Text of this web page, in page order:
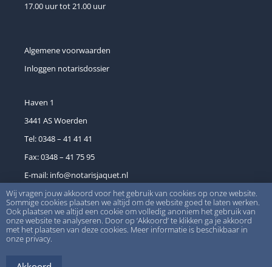
17.00 uur tot 21.00 uur
Algemene voorwaarden
Inloggen notarisdossier
Haven 1
3441 AS Woerden
Tel: 0348 – 41 41 41
Fax: 0348 – 41 75 95
E-mail: info@notarisjaquet.nl
BTW nr. 8024.33.066.B.01
Wij vragen jouw akkoord voor het gebruik van cookies op onze website.
Sommige cookies plaatsen we altijd om de website goed te laten werken.
Ook plaatsen we altijd een cookie om volledig anoniem het gebruik van
onze website te analyseren. Door op ‘Akkoord’ te klikken ga je akkoord
met het plaatsen van deze cookies. Meer informatie is beschikbaar in
onze privacy.